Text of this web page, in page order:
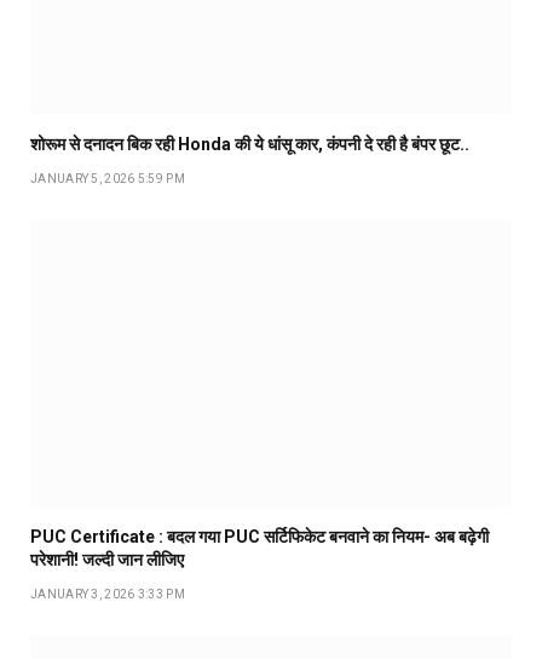
शोरूम से दनादन बिक रही Honda की ये धांसू कार, कंपनी दे रही है बंपर छूट..
JANUARY 5, 2026 5:59 PM
PUC Certificate : बदल गया PUC सर्टिफिकेट बनवाने का नियम- अब बढ़ेगी
परेशानी! जल्दी जान लीजिए
JANUARY 3, 2026 3:33 PM